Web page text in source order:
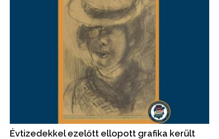
Évtizedekkel ezelőtt ellopott grafika került